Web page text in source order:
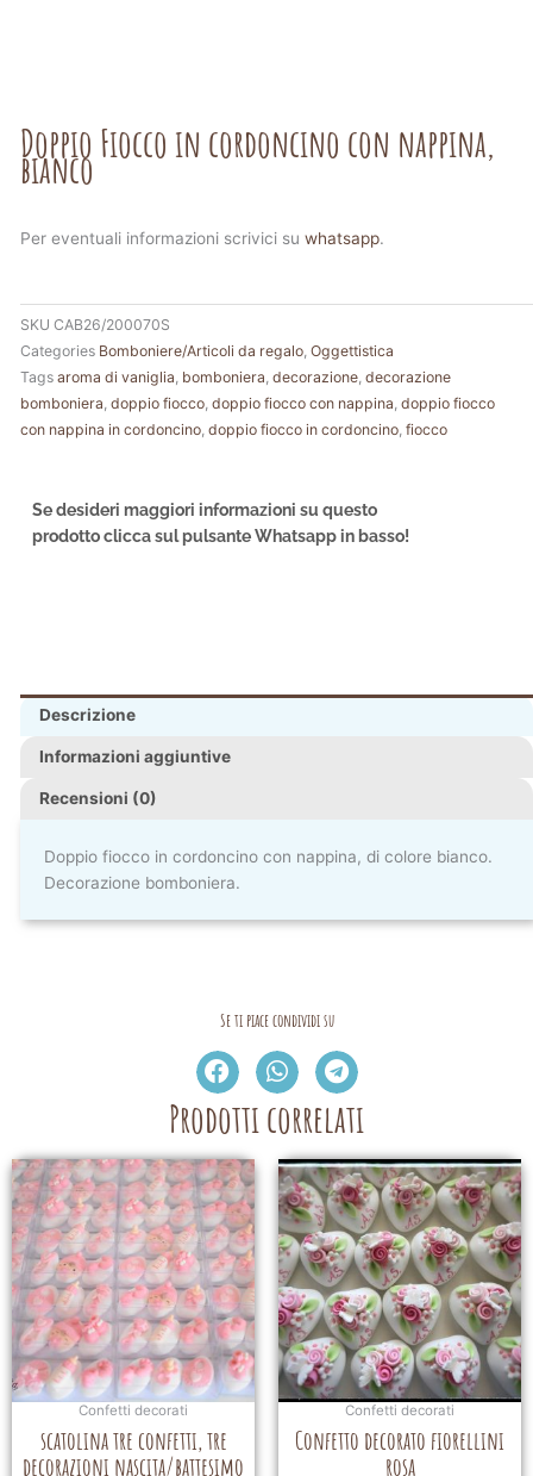
Doppio Fiocco in cordoncino con nappina,
bianco
Per eventuali informazioni scrivici su whatsapp.
SKU CAB26/200070S
Categories Bomboniere/Articoli da regalo Oggettistica
Tags aroma di vaniglia bomboniera decorazione decorazione
bomboniera doppio fiocco doppio fiocco con nappina doppio fiocco
con nappina in cordoncino doppio fiocco in cordoncino fiocco
Se desideri maggiori informazioni su questo
prodotto clicca sul pulsante Whatsapp in basso!
Descrizione
Informazioni aggiuntive
Recensioni (0)
Doppio fiocco in cordoncino con nappina, di colore bianco.
Decorazione bomboniera.
Se ti piace condividi su
Prodotti correlati
Confetti decorati
scatolina tre confetti, tre
decorazioni nascita/battesimo
Confetti decorati
Confetto decorato fiorellini
rosa